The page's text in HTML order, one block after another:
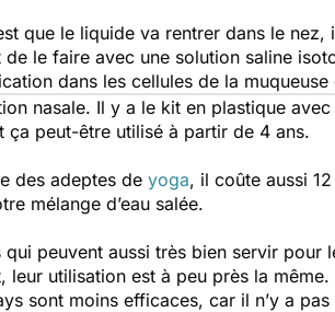
que le liquide va rentrer dans le nez,
le faire avec une solution saline
dans les cellules de la muqueuse
nasale. Il y a le kit en plastique
ça peut-être utilisé à partir de 4 ans.
des adeptes de yoga, il coûte aussi
mélange d’eau salée.
peuvent aussi très bien servir pour
utilisation est à peu près la même.
sont moins efficaces, car il n’y a